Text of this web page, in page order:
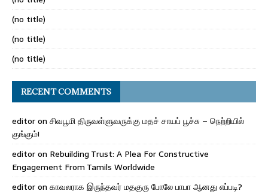
(no title)
(no title)
(no title)
RECENT COMMENTS
editoron சிவபூமி திருவள்ளுவருக்கு மதச் சாயப் பூச்சு – நெற்றியில்
குங்கும்!
editoron Rebuilding Trust: A Plea For Constructive
Engagement From Tamils Worldwide
editoron காவலராக இருந்தவர் மதகுரு போலே பாபா ஆனது எப்படி?